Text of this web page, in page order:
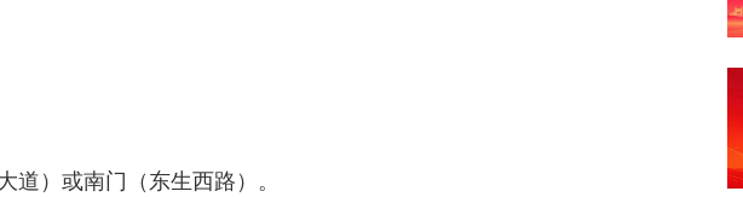
道）或南门（东生西路）。